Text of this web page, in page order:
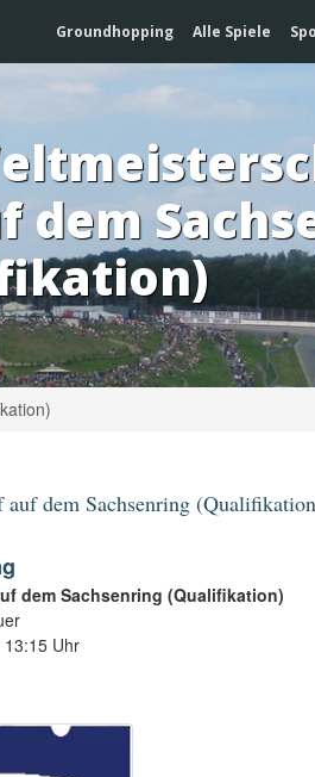
Groundhopping Alle Spiele
dem
dem Sachsenring
dem Sachsenring (Qualifikation)
Uhr